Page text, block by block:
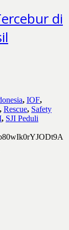
di
, IOF,
, Rescue, Safety
, SJI Peduli